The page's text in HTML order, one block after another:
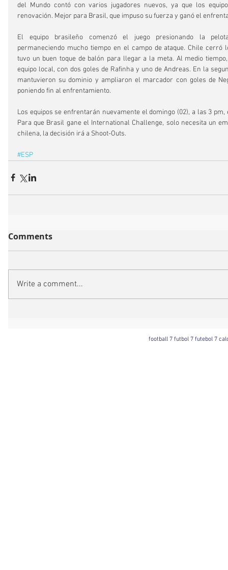
del Mundo contó con varios jugadores nuevos, ya que los
renovación. Mejor para Brasil, que impuso su fuerza y ​​ganó el
El equipo brasileño comenzó el juego presionando la
permaneciendo mucho tiempo en el campo de ataque. Chile cerró
tuvo un buen toque de balón para llegar a la meta. Al medio
equipo local, con dos goles de Rafinha y uno de Andreas. En la
mantuvieron su dominio y ampliaron el marcador con goles de
poniendo fin al enfrentamiento.
Los equipos se enfrentarán nuevamente el domingo (02), a las 3 pm,
Para que Brasil gane el International Challenge, solo necesita un
chilena, la decisión irá a Shoot-Outs.
#ESP
Comments
Write a comment...
football 7 futbol 7 futebol 7